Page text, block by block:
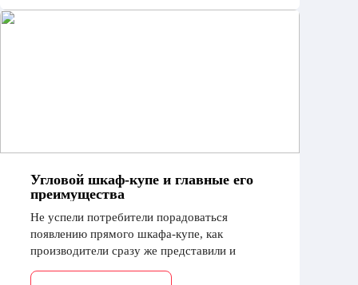
Угловой шкаф-купе и главные его
преимущества
Не успели потребители порадоваться
появлению прямого шкафа-купе, как
производители сразу же представили и
другую вариацию такой мебели в виде более